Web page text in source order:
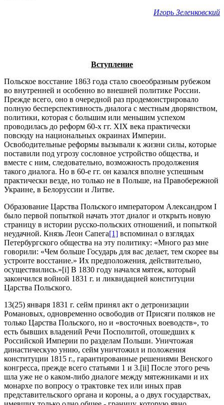
Игорь Зеленковский
Вступление
Польское восстание 1863 года стало своеобразным рубежом
во внутренней и особенно во внешней политике России.
Прежде всего, оно в очередной раз продемонстрировало
полную бесперспективность диалога с местным дворянством,
политики, которая с большим или меньшим успехом
проводилась до реформ 60-х гг. XIX века практически
повсюду на национальных окраинах Империи.
Освободительные реформы вызывали к жизни силы, которые
поставили под угрозу сословное устройство общества, и
вместе с ним, следовательно, возможность продолжения
такого диалога. Но в 60-е гг. он казался вполне успешным
практически везде, но только не в Польше, на Правобережной
Украине, в Белоруссии и Литве.
Образование Царства Польского императором Александром I
было первой попыткой начать этот диалог и открыть новую
страницу в истории русско-польских отношений, и попыткой
неудачной. Князь Леон Сапега[1] вспоминал о взглядах
Петербургского общества на эту политику: «Много раз мне
говорили: «Чем больше Государь для вас делает, тем скорее вы
устроите восстание.» Их предположения, действительно,
осуществились.»[i] В 1830 году начался мятеж, который
закончился войной 1831 г. и ликвидацией конституции
Царства Польского.
13(25) января 1831 г. сейм принял акт о детронизации
Романовых, одновременно освободив от Присяги поляков не
только Царства Польского, но и «восточных воеводств», то
есть бывших владений Речи Посполитой, отошедших к
Российской Империи по разделам Польши. Уничтожая
династическую унию, сейм уничтожил и положения
конституции 1815 г., гарантированные решениями Венского
конгресса, прежде всего статьями 1 и 3.[ii] После этого речь
шла уже не о каком-либо диалоге между мятежниками и их
монархе по вопросу о трактовке тех или иных прав
представительского органа и короны, а о двух государствах,